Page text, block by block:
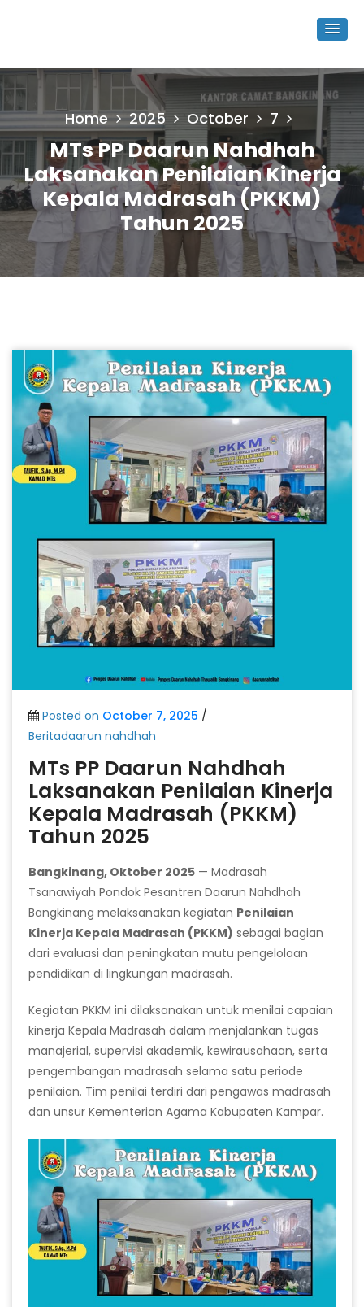
Home 2025 October 7
MTs PP Daarun Nahdhah
Laksanakan Penilaian Kinerja
Kepala Madrasah (PKKM)
Tahun 2025
Posted on October 7, 2025 /
Beritadaarun nahdhah
MTs PP Daarun Nahdhah
Laksanakan Penilaian Kinerja
Kepala Madrasah (PKKM)
Tahun 2025
Bangkinang, Oktober 2025 — Madrasah
Tsanawiyah Pondok Pesantren Daarun Nahdhah
Bangkinang melaksanakan kegiatan Penilaian
Kinerja Kepala Madrasah (PKKM) sebagai bagian
dari evaluasi dan peningkatan mutu pengelolaan
pendidikan di lingkungan madrasah.
Kegiatan PKKM ini dilaksanakan untuk menilai capaian
kinerja Kepala Madrasah dalam menjalankan tugas
manajerial, supervisi akademik, kewirausahaan, serta
pengembangan madrasah selama satu periode
penilaian. Tim penilai terdiri dari pengawas madrasah
dan unsur Kementerian Agama Kabupaten Kampar.